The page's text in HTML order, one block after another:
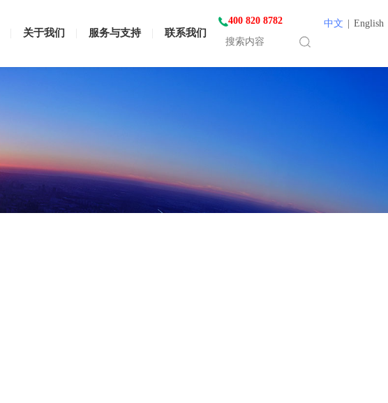
中文 English
400 820 8782
关于我们 服务与支持 联系我们